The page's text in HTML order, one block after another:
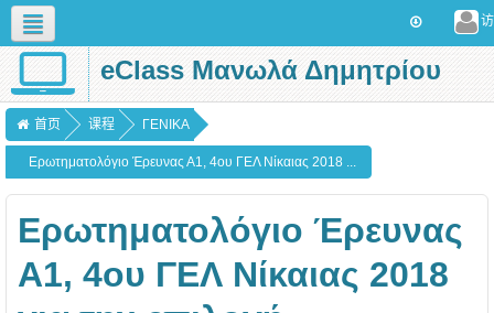
简体中文 (zh_cn)eClass Μανωλά Δημητρίου
首页 课程 ΓΕΝΙΚΑ
Ερωτηματολόγιο Έρευνας Α1, 4ου ΓΕΛ Νίκαιας 2018 ...
Ερωτηματολόγιο Έρευνας
Α1, 4ου ΓΕΛ Νίκαιας 2018